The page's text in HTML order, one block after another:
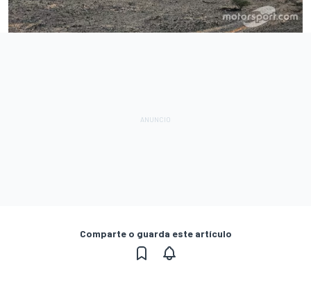
Comparte o guarda este artículo